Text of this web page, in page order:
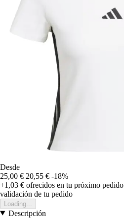
Desde
25,00 € 20,55 € -18%
+1,03 € ofrecidos en tu próximo pedido
validación de tu pedido
Loading...
Descripción